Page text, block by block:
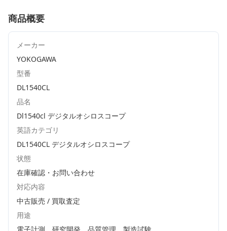
商品概要
メーカー
YOKOGAWA
型番
DL1540CL
品名
Dl1540cl デジタルオシロスコープ
英語カテゴリ
DL1540CL デジタルオシロスコープ
状態
在庫確認・お問い合わせ
対応内容
中古販売 / 買取査定
用途